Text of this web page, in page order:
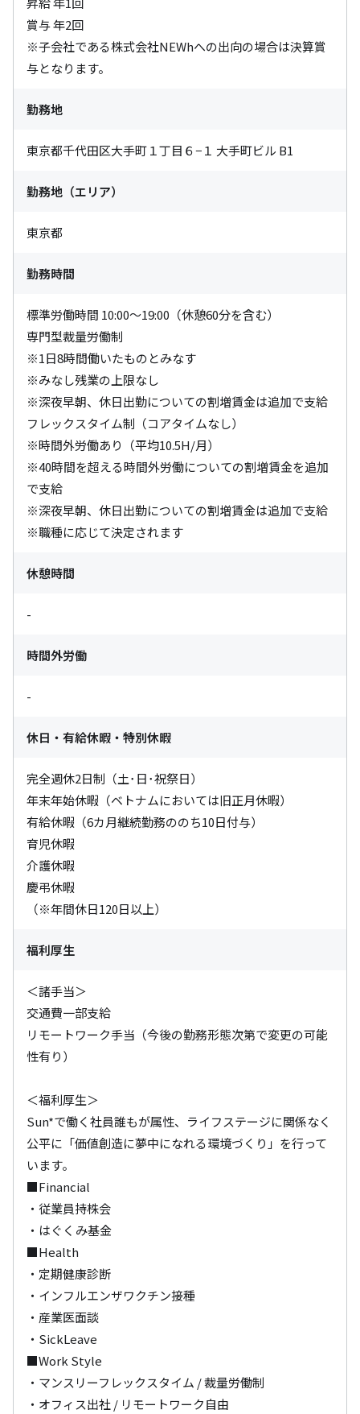
賞与 年2回
※子会社である株式会社NEWhへの出向の場合は決算賞
与となります。
勤務地
東京都千代田区大手町１丁目６−１ 大手町ビル B1
勤務地（エリア）
東京都
勤務時間
標準労働時間 10:00～19:00（休憩60分を含む）
専門型裁量労働制
※1日8時間働いたものとみなす
※みなし残業の上限なし
※深夜早朝、休日出勤についての割増賃金は追加で支給
フレックスタイム制（コアタイムなし）
※時間外労働あり（平均10.5H/月）
※40時間を超える時間外労働についての割増賃金を追加
で支給
※深夜早朝、休日出勤についての割増賃金は追加で支給
※職種に応じて決定されます
休憩時間
-
時間外労働
-
休日・有給休暇・特別休暇
完全週休2日制（土･日･祝祭日）
年末年始休暇（ベトナムにおいては旧正月休暇）
有給休暇（6カ月継続勤務ののち10日付与）
育児休暇
介護休暇
慶弔休暇
（※年間休日120日以上）
福利厚生
＜諸手当＞
交通費一部支給
リモートワーク手当（今後の勤務形態次第で変更の可能
性有り）
＜福利厚生＞
Sun*で働く社員誰もが属性、ライフステージに関係なく
公平に「価値創造に夢中になれる環境づくり」を行って
います。
■Financial
・従業員持株会
・はぐくみ基金
■Health
・定期健康診断
・インフルエンザワクチン接種
・産業医面談
・SickLeave
■Work Style
・マンスリーフレックスタイム / 裁量労働制
・オフィス出社 / リモートワーク自由